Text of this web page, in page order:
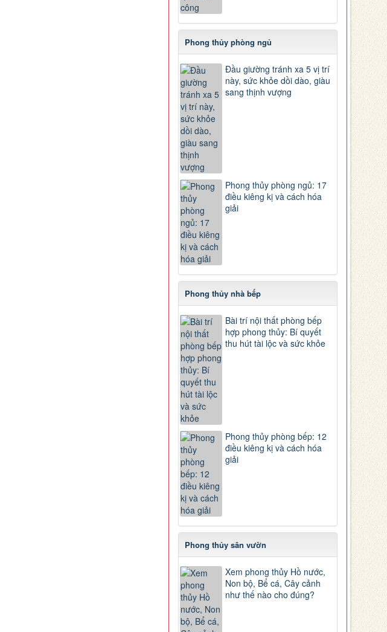
Phong thủy phòng ngủ
Đầu giường tránh xa 5 vị trí
này, sức khỏe dồi dào, giàu
sang thịnh vượng
Phong thủy phòng ngủ: 17
điều kiêng kị và cách hóa
giải
Phong thủy nhà bếp
Bài trí nội thất phòng bếp
hợp phong thủy: Bí quyết
thu hút tài lộc và sức khỏe
Phong thủy phòng bếp: 12
điều kiêng kị và cách hóa
giải
Phong thủy sân vườn
Xem phong thủy Hồ nước,
Non bộ, Bể cá, Cây cảnh
như thế nào cho đúng?